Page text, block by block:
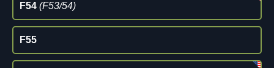
F54 (F53/54)
F55